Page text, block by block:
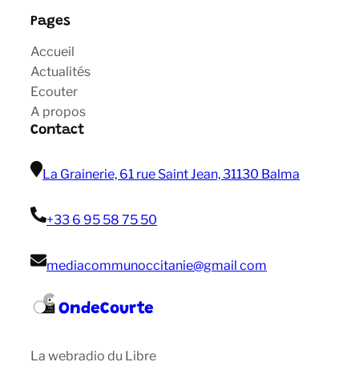
Pages
Accueil
Actualités
Ecouter
A propos
Contact
La Grainerie, 61 rue Saint Jean, 31130 Balma
+33 6 95 58 75 50
mediacommunoccitanie@gmail com
OndeCourte
La webradio du Libre